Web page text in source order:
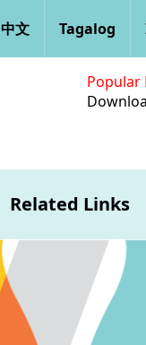
中文 Tagalog
Popular
Related Links